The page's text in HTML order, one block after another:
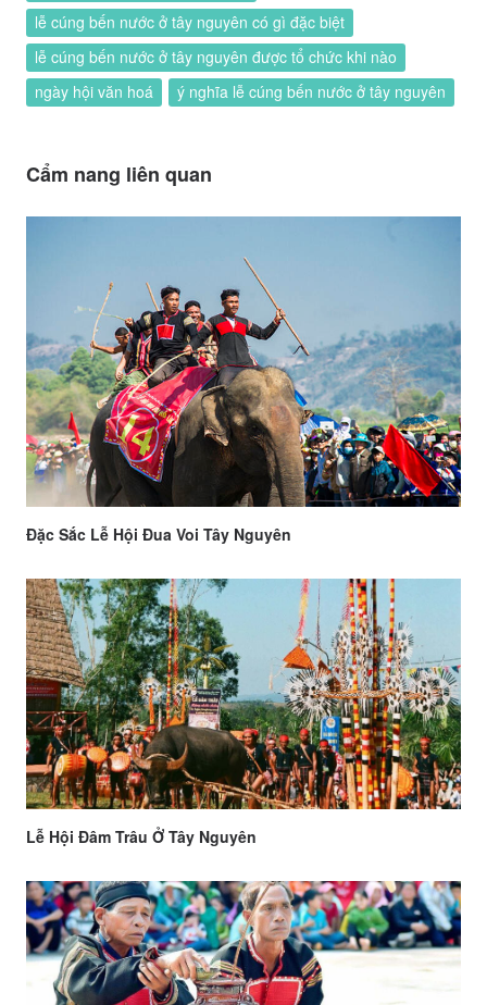
lễ cúng bến nước ở tây nguyên có gì đặc biệt
lễ cúng bến nước ở tây nguyên được tổ chức khi nào
ngày hội văn hoá
ý nghĩa lễ cúng bến nước ở tây nguyên
Cẩm nang liên quan
Đặc Sắc Lễ Hội Đua Voi Tây Nguyên
Lễ Hội Đâm Trâu Ở Tây Nguyên